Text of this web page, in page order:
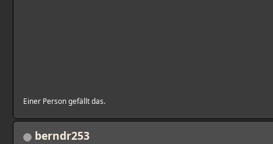
Einer Person gefällt das.
berndr253